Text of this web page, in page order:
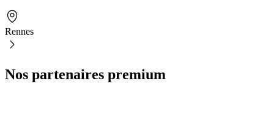
Rennes
Nos partenaires premium